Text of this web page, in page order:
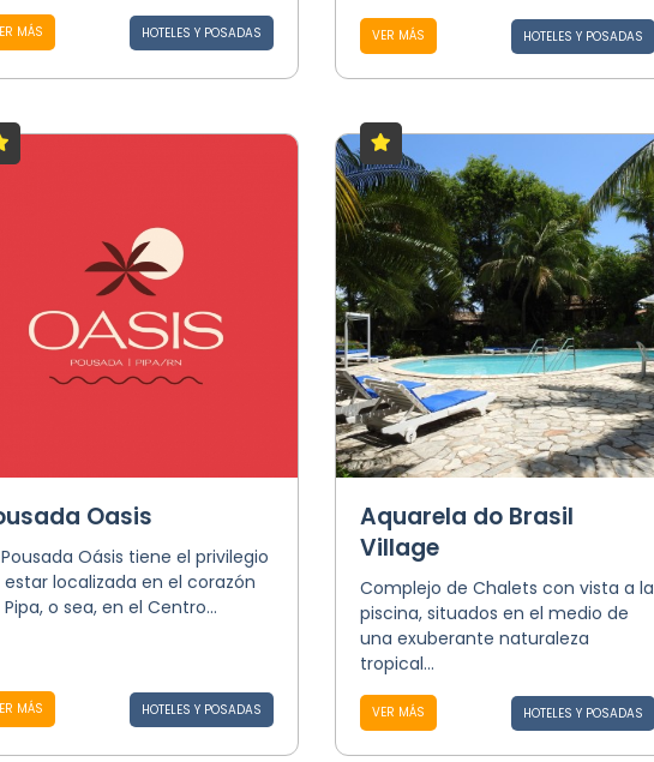
MÁS HOTELES Y POSADAS VER MÁS HOTELES Y POSADAS
Oasis
Oásis tiene el privilegio
estar localizada en el corazón
o sea, en el Centro...
MÁS HOTELES Y POSADAS
Aquarela do Brasil
Village
Complejo de Chalets con vista a la
piscina, situados en el medio de
una exuberante naturaleza
tropical...
VER MÁS HOTELES Y POSADAS